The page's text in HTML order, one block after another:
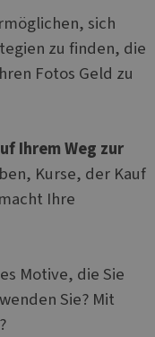
sich
zu finden, die
Fotos Geld zu
Ihrem Weg zur
Kurse, der Kauf
Ihre
Motive, die Sie
Sie? Mit